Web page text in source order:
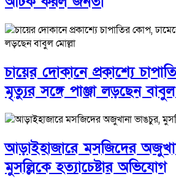
চায়ের দোকানে প্রকাশ্যে
মৃত্যুর সঙ্গে পাঞ্জা লড়ছেন
আড়াইহাজারে মস‌জি‌দের
মুসল্লিকে হত্যাচেষ্টার অভিযোগ